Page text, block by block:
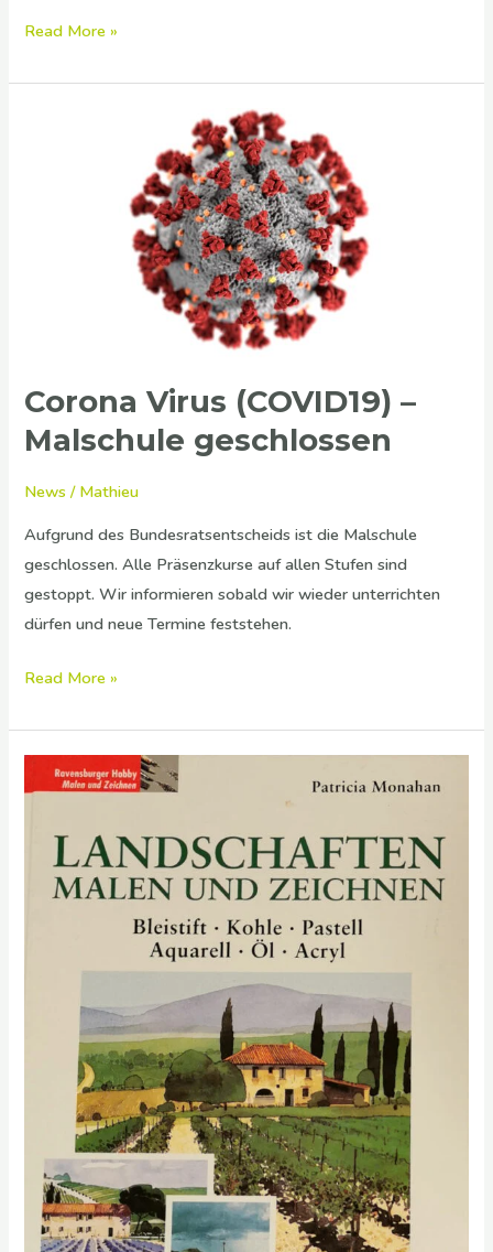
Read More »
Corona Virus (COVID19) –
Malschule geschlossen
News / Mathieu
Aufgrund des Bundesratsentscheids ist die Malschule
geschlossen. Alle Präsenzkurse auf allen Stufen sind
gestoppt. Wir informieren sobald wir wieder unterrichten
dürfen und neue Termine feststehen.
Read More »
Landschaften
Malen
Zeichnen